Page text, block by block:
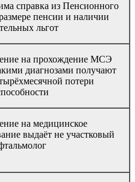
справка из Пенсионного
пенсии и наличии
льгот
на прохождение МСЭ
диагнозами получают
потери
на медицинское
выдаёт не участковый